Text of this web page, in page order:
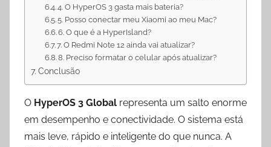
4. O HyperOS 3 gasta mais bateria?
5. Posso conectar meu Xiaomi ao meu Mac?
6. O que é a HyperIsland?
7. O Redmi Note 12 ainda vai atualizar?
8. Preciso formatar o celular após atualizar?
Conclusão
O HyperOS 3 Global representa um salto enorme
em desempenho e conectividade. O sistema está
mais leve, rápido e inteligente do que nunca. A